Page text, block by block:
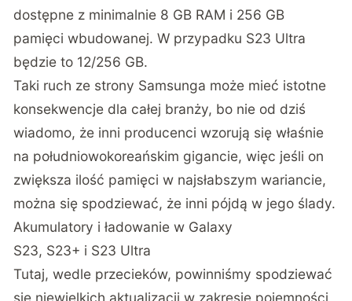
dostępne z minimalnie 8 GB RAM i 256 GB
pamięci wbudowanej. W przypadku S23 Ultra
będzie to 12/256 GB.
Taki ruch ze strony Samsunga może mieć istotne
konsekwencje dla całej branży, bo nie od dziś
wiadomo, że inni producenci wzorują się właśnie
na południowokoreańskim gigancie, więc jeśli on
zwiększa ilość pamięci w najsłabszym wariancie,
można się spodziewać, że inni pójdą w jego ślady.
Akumulatory i ładowanie w Galaxy
S23, S23+ i S23 Ultra
Tutaj, wedle przecieków, powinniśmy spodziewać
się niewielkich aktualizacji w zakresie pojemności